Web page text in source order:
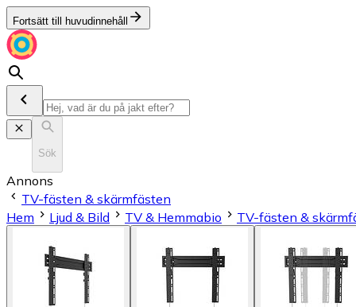
Fortsätt till huvudinnehåll
Sök
Annons
TV-fästen & skärmfästen
Hem
Ljud & Bild TV & Hemmabio TV-fästen &